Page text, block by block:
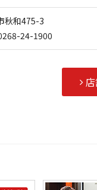
秋和475-3
24-1900